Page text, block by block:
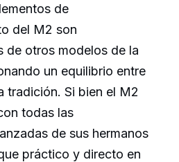
de
del M2 son
de otros modelos de la
un equilibrio entre
tradición. Si bien el M2
todas las
de sus hermanos
práctico y directo en